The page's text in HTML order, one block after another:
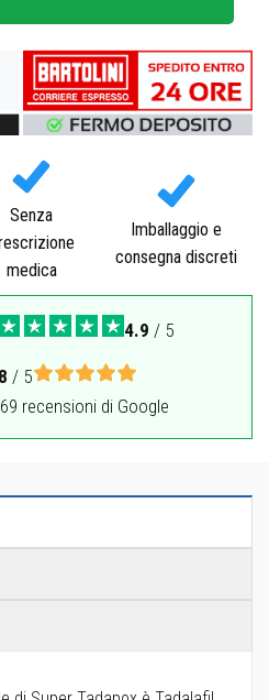
Senza
medica
Imballaggio e
consegna discreti
4.9 / 5
/ 5
recensioni di Google